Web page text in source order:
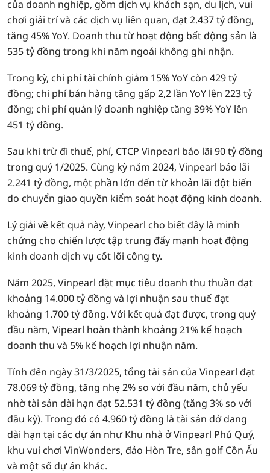
của doanh nghiệp, gồm dịch vụ khách sạn, du lịch, vui
chơi giải trí và các dịch vụ liên quan, đạt 2.437 tỷ đồng,
tăng 45% YoY. Doanh thu từ hoạt động bất động sản là
535 tỷ đồng trong khi năm ngoái không ghi nhận.
Trong kỳ, chi phí tài chính giảm 15% YoY còn 429 tỷ
đồng; chi phí bán hàng tăng gấp 2,2 lần YoY lên 223 tỷ
đồng; chi phí quản lý doanh nghiệp tăng 39% YoY lên
451 tỷ đồng.
Sau khi trừ đi thuế, phí, CTCP Vinpearl báo lãi 90 tỷ đồng
trong quý 1/2025. Cùng kỳ năm 2024, Vinpearl báo lãi
2.241 tỷ đồng, một phần lớn đến từ khoản lãi đột biến
do chuyển giao quyền kiểm soát hoạt động kinh doanh.
Lý giải về kết quả này, Vinpearl cho biết đây là minh
chứng cho chiến lược tập trung đẩy mạnh hoạt động
kinh doanh dịch vụ cốt lõi công ty.
Năm 2025, Vinpearl đặt mục tiêu doanh thu thuần đạt
khoảng 14.000 tỷ đồng và lợi nhuận sau thuế đạt
khoảng 1.700 tỷ đồng. Với kết quả đạt được, trong quý
đầu năm, Vipearl hoàn thành khoảng 21% kế hoạch
doanh thu và 5% kế hoạch lợi nhuận năm.
Tính đến ngày 31/3/2025, tổng tài sản của Vinpearl đạt
78.069 tỷ đồng, tăng nhẹ 2% so với đầu năm, chủ yếu
nhờ tài sản dài hạn đạt 52.531 tỷ đồng (tăng 3% so với
đầu kỳ). Trong đó có 4.960 tỷ đồng là tài sản dở dang
dài hạn tại các dự án như Khu nhà ở Vinpearl Phú Quý,
khu vui chơi VinWonders, đảo Hòn Tre, sân golf Cồn Ấu
và một số dự án khác.